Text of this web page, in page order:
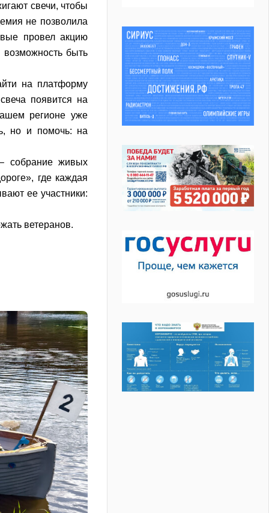
свечи, чтобы
не позволила
провел акцию
быть
на платформу
появится на
регионе уже
но и помочь: на
собрание живых
где каждая
ее участники:
ветеранов.